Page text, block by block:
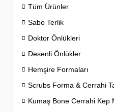
Tüm Ürünler
Sabo Terlik
Doktor Önlükleri
Desenli Önlükler
Hemşire Formaları
Scrubs Forma & Cerrahi
Kumaş Bone Cerrahi Kep